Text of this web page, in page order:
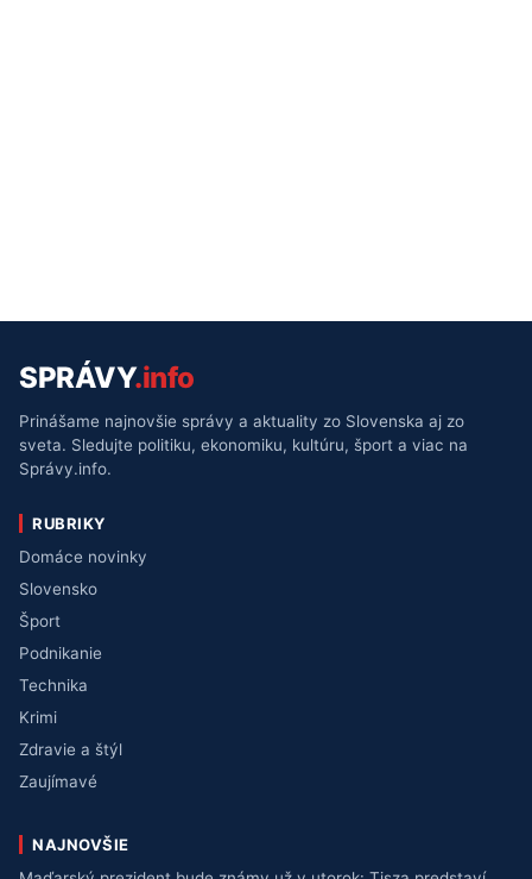
SPRÁVY.info
Prinášame najnovšie správy a aktuality zo Slovenska aj zo
sveta. Sledujte politiku, ekonomiku, kultúru, šport a viac na
Správy.info.
RUBRIKY
Domáce novinky
Slovensko
Šport
Podnikanie
Technika
Krimi
Zdravie a štýl
Zaujímavé
NAJNOVŠIE